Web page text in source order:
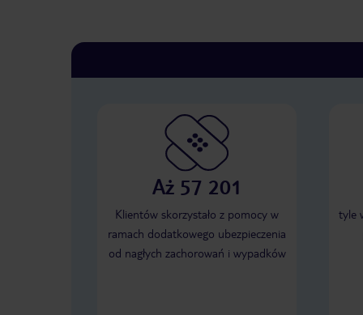
Aż 57 201
Klientów skorzystało z pomocy w
ramach dodatkowego ubezpieczenia
od nagłych zachorowań i wypadków
tyle